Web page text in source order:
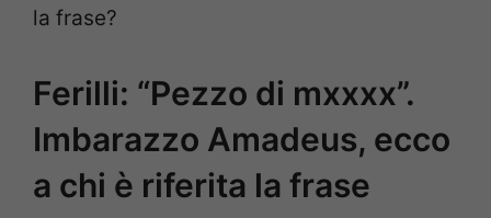
la frase?
Ferilli: “Pezzo di mxxxx”.
Imbarazzo Amadeus, ecco
a chi è riferita la frase